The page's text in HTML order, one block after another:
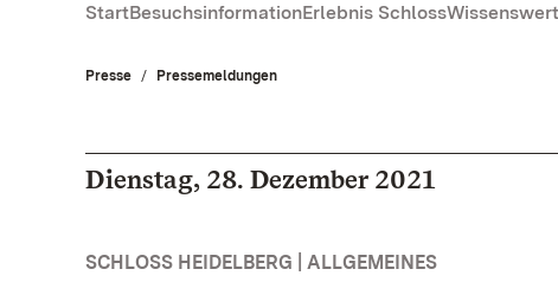
StartBesuchsinformationErlebnis Schloss
Presse Pressemeldungen
Dienstag, 28. Dezember 2021
SCHLOSS HEIDELBERG | ALLGEMEINES